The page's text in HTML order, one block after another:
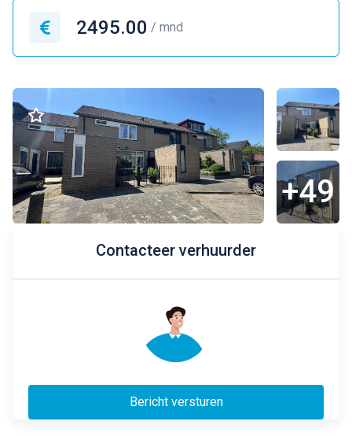
2495.00 / mnd
+49
Contacteer verhuurder
Bericht versturen